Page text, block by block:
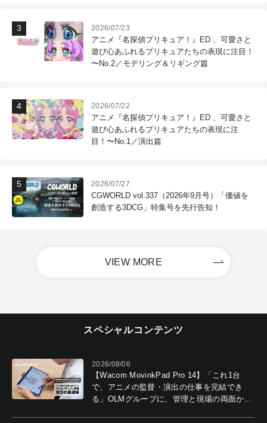
2026/07/23
アニメ『名探偵プリキュア！』ED 、可愛さと
遊び心あふれるプリキュアたちの表現に注目！
〜No.2／モデリング＆リギング篇
2026/07/22
アニメ『名探偵プリキュア！』ED 、可愛さと
遊び心あふれるプリキュアたちの表現に注
目！〜No.1／演出篇
2026/07/27
CGWORLD vol.337（2026年9月号）「価値を
創造する3DCG」特集号を先行告知！
VIEW MORE
スペシャルコンテンツ
2026/08/06
【Wacom MovinkPad Pro 14】「これ1台
で、アニメの監督・演出の仕事を完結でき
る」OLMグループに、管理と現場の両面から